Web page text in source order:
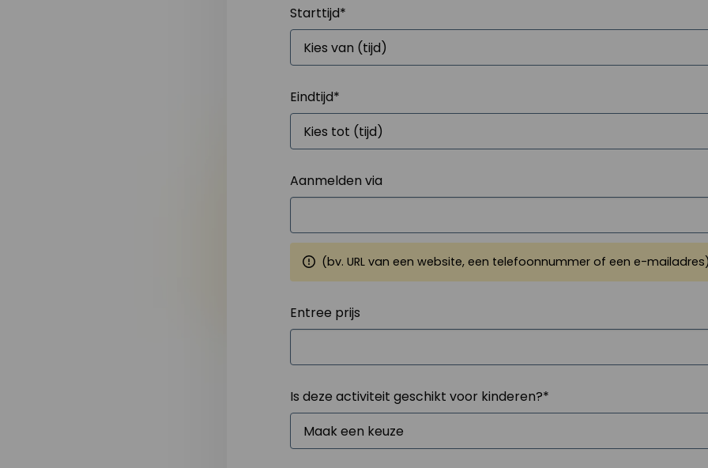
Starttijd*
Eindtijd*
Aanmelden via
(bv. URL van een website, een telefoonnummer of een e-
Entree prijs
Is deze activiteit geschikt voor kinderen?*